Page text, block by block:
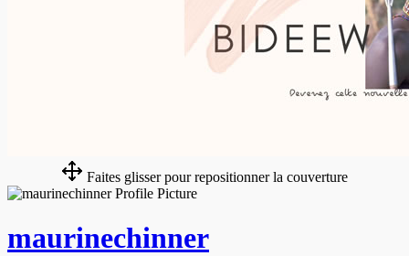
Faites glisser pour repositionner la couverture
maurinechinner